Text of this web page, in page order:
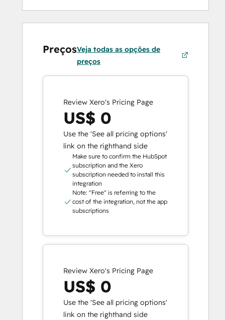
PreçosVeja todas as opções de
preços
Review Xero's Pricing Page
US$ 0
Use the 'See all pricing options'
link on the righthand side
Make sure to confirm the HubSpot
subscription and the Xero
subscription needed to install this
integration
Note: "Free" is referring to the
cost of the integration, not the app
subscriptions
Review Xero's Pricing Page
US$ 0
Use the 'See all pricing options'
link on the righthand side